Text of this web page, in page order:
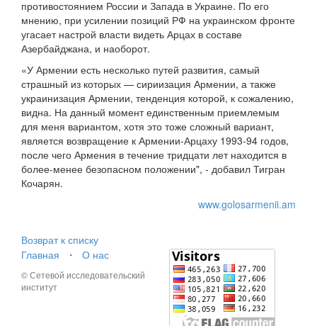
противостоянием России и Запада в Украине. По его
мнению, при усилении позиций РФ на украинском фронте
угасает настрой власти видеть Арцах в составе
Азербайджана, и наоборот.
«У Армении есть несколько путей развития, самый
страшный из которых — сириизация Армении, а также
украинизация Армении, тенденция которой, к сожалению,
видна. На данный момент единственным приемлемым
для меня вариантом, хотя это тоже сложный вариант,
является возвращение к Армении-Арцаху 1993-94 годов,
после чего Армения в течение тридцати лет находится в
более-менее безопасном положении", - добавил Тигран
Кочарян.
www.golosarmenii.am
Возврат к списку
Главная
⋅ О нас
© Сетевой исследовательский
институт